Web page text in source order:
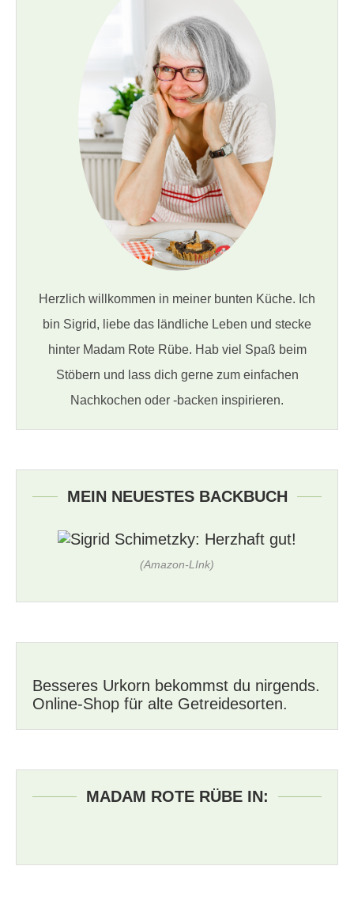
Herzlich willkommen in meiner bunten Küche. Ich
bin Sigrid, liebe das ländliche Leben und stecke
hinter Madam Rote Rübe. Hab viel Spaß beim
Stöbern und lass dich gerne zum einfachen
Nachkochen oder -backen inspirieren.
MEIN NEUESTES BACKBUCH
(Amazon-LInk)
Besseres Urkorn bekommst du nirgends.
Online-Shop für alte Getreidesorten.
MADAM ROTE RÜBE IN: